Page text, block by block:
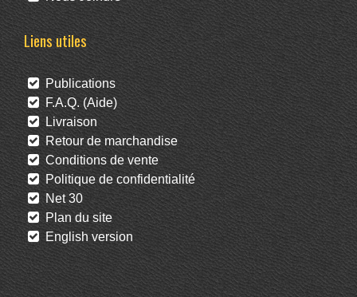
Liens utiles
Publications
F.A.Q. (Aide)
Livraison
Retour de marchandise
Conditions de vente
Politique de confidentialité
Net 30
Plan du site
English version